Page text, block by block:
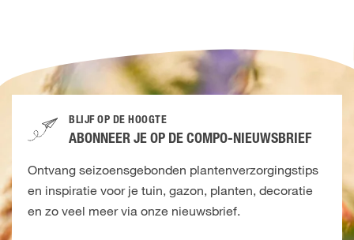
BLIJF OP DE HOOGTE
ABONNEER JE OP DE COMPO-NIEUWSBRIEF
Ontvang seizoensgebonden plantenverzorgingstips
en inspiratie voor je tuin, gazon, planten, decoratie
en zo veel meer via onze nieuwsbrief.